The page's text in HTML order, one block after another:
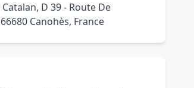
Catalan, D 39 - Route De
Canohès, France